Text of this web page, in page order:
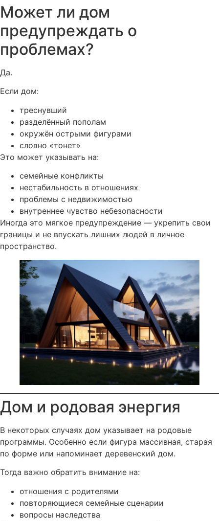
Может ли дом
предупреждать о
проблемах?
Да.
Если дом:
треснувший
разделённый пополам
окружён острыми фигурами
словно «тонет»
Это может указывать на:
семейные конфликты
нестабильность в отношениях
проблемы с недвижимостью
внутреннее чувство небезопасности
Иногда это мягкое предупреждение — укрепить свои
границы и не впускать лишних людей в личное
пространство.
Дом и родовая энергия
В некоторых случаях дом указывает на родовые
программы. Особенно если фигура массивная, старая
по форме или напоминает деревенский дом.
Тогда важно обратить внимание на:
отношения с родителями
повторяющиеся семейные сценарии
вопросы наследства